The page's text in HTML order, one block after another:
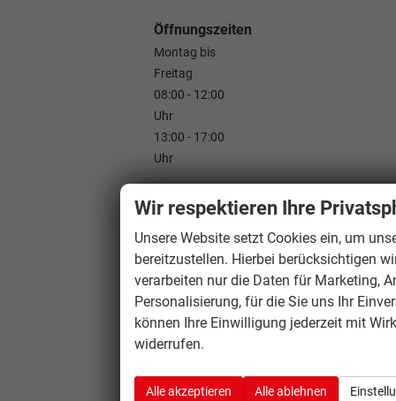
Öffnungszeiten
Montag bis
Freitag
08:00 - 12:00
Uhr
13:00 - 17:00
Uhr
Wir respektieren Ihre
Unsere Website setzt Cookies ein, um
bereitzustellen. Hierbei berücksichtigen
verarbeiten nur die Daten für Marketing,
Personalisierung, für die Sie uns Ihr
können Ihre Einwilligung jederzeit mit
widerrufen.
Alle akzeptieren Alle ablehnen